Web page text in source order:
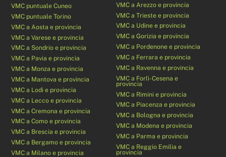
VMC puntuale Cuneo
VMC puntuale Torino
VMC a Aosta e provincia
VMC a Varese e provincia
VMC a Sondrio e provincia
VMC a Pavia e provincia
VMC a Monza e provincia
VMC a Mantova e provincia
VMC a Lodi e provincia
VMC a Lecco e provincia
VMC a Cremona e provincia
VMC a Como e provincia
VMC a Brescia e provincia
VMC a Bergamo e provincia
VMC a Milano e provincia
VMC a Arezzo e provincia
VMC a Trieste e provincia
VMC a Udine e provincia
VMC a Gorizia e provincia
VMC a Pordenone e provincia
VMC a Ferrara e provincia
VMC a Ravenna e provincia
VMC a Forlì-Cesena e
provincia
VMC a Rimini e provincia
VMC a Piacenza e provincia
VMC a Bologna e provincia
VMC a Modena e provincia
VMC a Parma e provincia
VMC a Reggio Emilia e
provincia